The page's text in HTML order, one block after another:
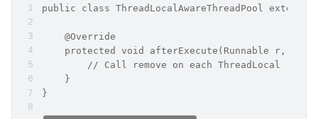
public class ThreadLocalAwareThreadPool extends
    @Override
protected void afterExecute(Runnable r,
        // Call remove on each ThreadLocal
    }
}